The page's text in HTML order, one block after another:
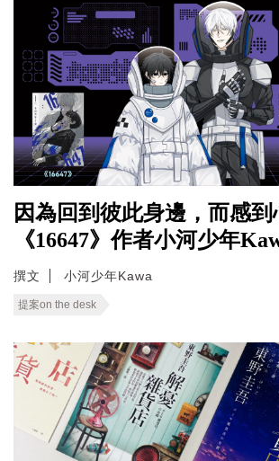
因為回到彼此身邊，而感
《16647》作者小河少年
撰文 小河少年Kawa
提案on the desk